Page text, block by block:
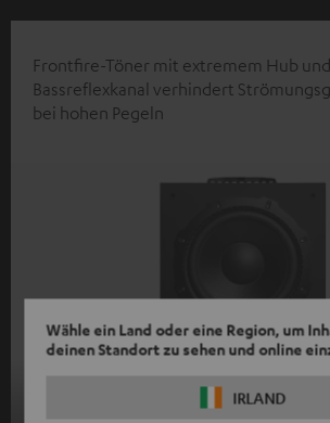
Wähle ein Land oder eine Region, um
deinen Standort zu sehen und online
IRLAND
Frontfire-Töner mit extremem Hub
Bassreflexkanal verhindert
bei hohen Pegeln